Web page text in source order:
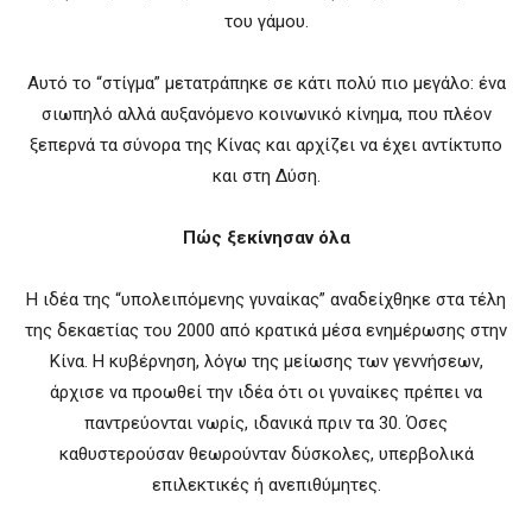
του γάμου.
Αυτό το “στίγμα” μετατράπηκε σε κάτι πολύ πιο μεγάλο: ένα
σιωπηλό αλλά αυξανόμενο κοινωνικό κίνημα, που πλέον
ξεπερνά τα σύνορα της Κίνας και αρχίζει να έχει αντίκτυπο
και στη Δύση.
Πώς ξεκίνησαν όλα
Η ιδέα της “υπολειπόμενης γυναίκας” αναδείχθηκε στα τέλη
της δεκαετίας του 2000 από κρατικά μέσα ενημέρωσης στην
Κίνα. Η κυβέρνηση, λόγω της μείωσης των γεννήσεων,
άρχισε να προωθεί την ιδέα ότι οι γυναίκες πρέπει να
παντρεύονται νωρίς, ιδανικά πριν τα 30. Όσες
καθυστερούσαν θεωρούνταν δύσκολες, υπερβολικά
επιλεκτικές ή ανεπιθύμητες.